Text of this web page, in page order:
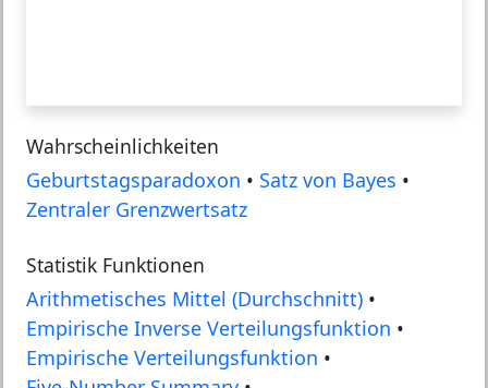
Wahrscheinlichkeiten
Geburtstagsparadoxon • Satz von Bayes •
Zentraler Grenzwertsatz
Statistik Funktionen
Arithmetisches Mittel (Durchschnitt) •
Empirische Inverse Verteilungsfunktion •
Empirische Verteilungsfunktion •